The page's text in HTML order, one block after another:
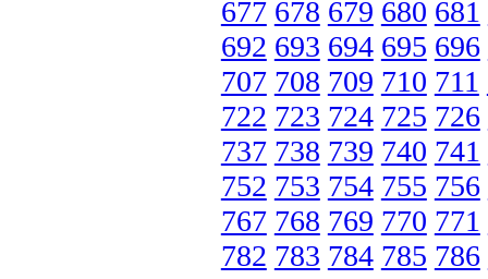
677 678 679 680 681
692 693 694 695 696
707 708 709 710 711
722 723 724 725 726
737 738 739 740 741
752 753 754 755 756
767 768 769 770 771
782 783 784 785 786